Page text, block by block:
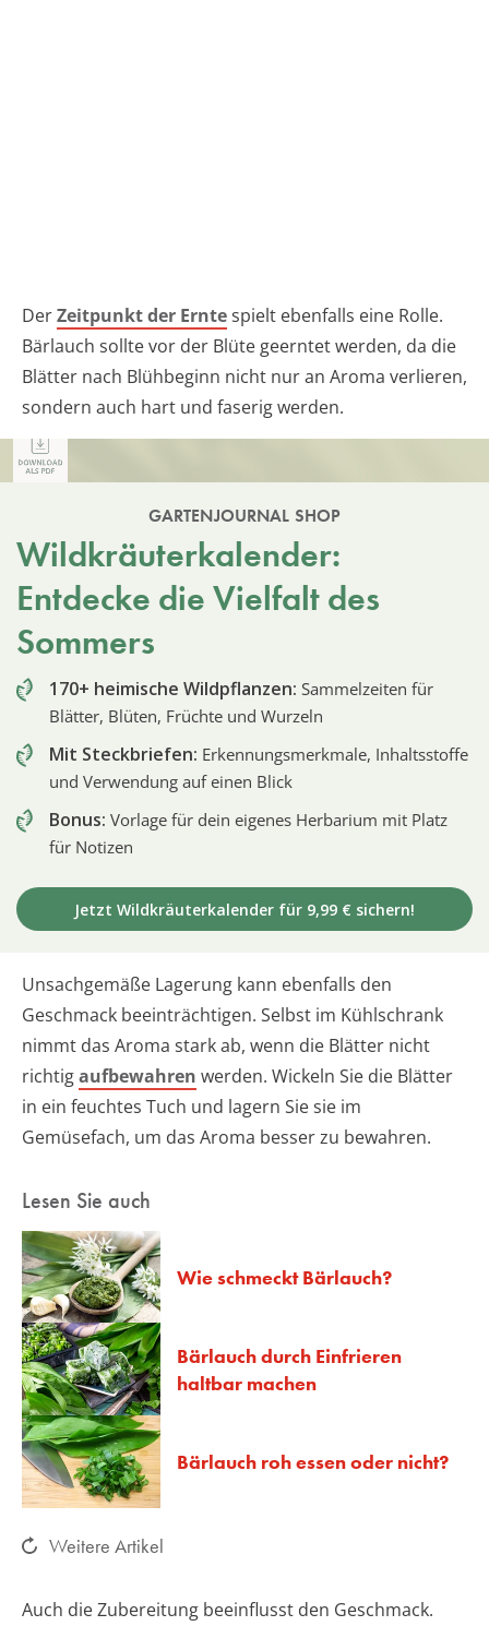
DerZeitpunkt der Erntespielt ebenfalls eine Rolle.
Bärlauch sollte vor der Blüte geerntet werden, da die
Blätter nach Blühbeginn nicht nur an Aroma verlieren,
sondern auch hart und faserig werden.
GARTENJOURNAL SHOP
Wildkräuterkalender:
Entdecke die Vielfalt des
Sommers
170+ heimische Wildpflanzen: Sammelzeiten für
Blätter, Blüten, Früchte und Wurzeln
Mit Steckbriefen: Erkennungsmerkmale, Inhaltsstoffe
und Verwendung auf einen Blick
Bonus: Vorlage für dein eigenes Herbarium mit Platz
für Notizen
Jetzt Wildkräuterkalender für 9,99 € sichern!
Unsachgemäße Lagerung kann ebenfalls den
Geschmack beeinträchtigen. Selbst im Kühlschrank
nimmt das Aroma stark ab, wenn die Blätter nicht
richtigaufbewahren werden. Wickeln Sie die Blätter
in ein feuchtes Tuch und lagern Sie sie im
Gemüsefach, um das Aroma besser zu bewahren.
Lesen Sie auch
Wie schmeckt Bärlauch?
Bärlauch durch Einfrieren
haltbar machen
Bärlauch roh essen oder nicht?
Weitere Artikel
Auch die Zubereitung beeinflusst den Geschmack.